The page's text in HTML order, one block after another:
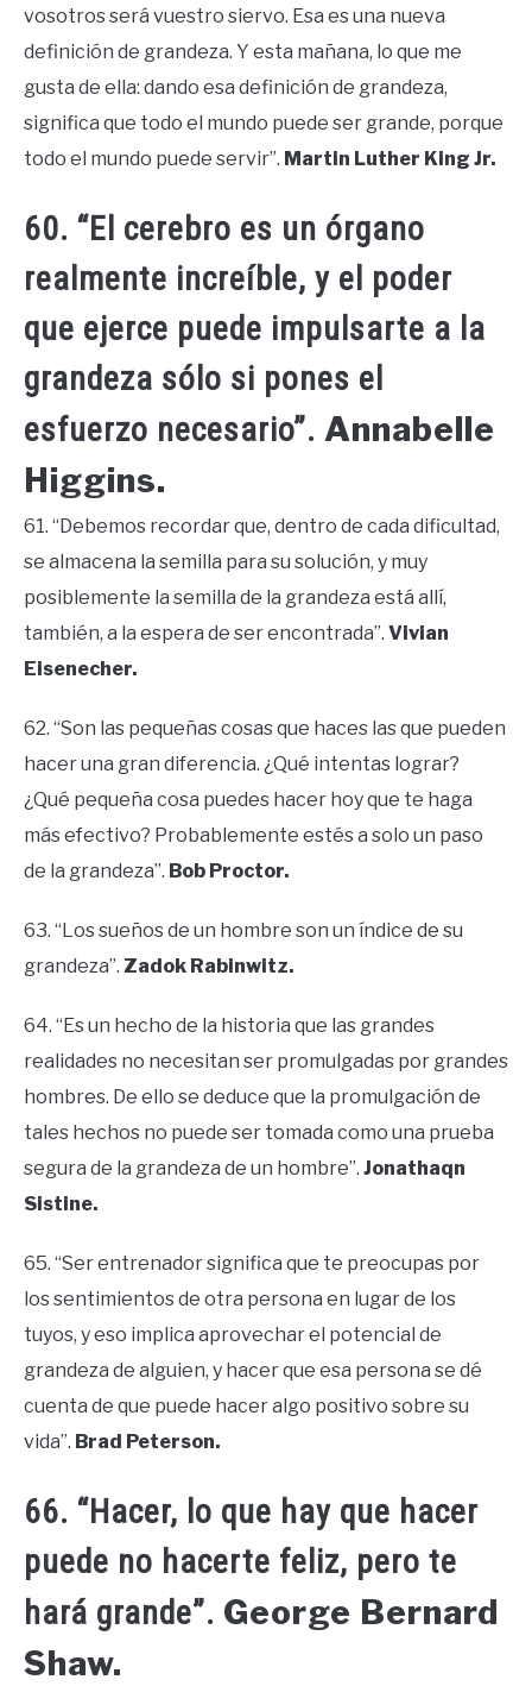
vosotros será vuestro siervo. Esa es una nueva
definición de grandeza. Y esta mañana, lo que me
gusta de ella: dando esa definición de grandeza,
significa que todo el mundo puede ser grande, porque
todo el mundo puede servir”. Martin Luther King Jr.
60. “El cerebro es un órgano
realmente increíble, y el poder
que ejerce puede impulsarte a la
grandeza sólo si pones el
esfuerzo necesario”. Annabelle
Higgins.
61. “Debemos recordar que, dentro de cada dificultad,
se almacena la semilla para su solución, y muy
posiblemente la semilla de la grandeza está allí,
también, a la espera de ser encontrada”. Vivian
Eisenecher.
62. “Son las pequeñas cosas que haces las que pueden
hacer una gran diferencia. ¿Qué intentas lograr?
¿Qué pequeña cosa puedes hacer hoy que te haga
más efectivo? Probablemente estés a solo un paso
de la grandeza”. Bob Proctor.
63. “Los sueños de un hombre son un índice de su
grandeza”. Zadok Rabinwitz.
64. “Es un hecho de la historia que las grandes
realidades no necesitan ser promulgadas por grandes
hombres. De ello se deduce que la promulgación de
tales hechos no puede ser tomada como una prueba
segura de la grandeza de un hombre”. Jonathaqn
Sistine.
65. “Ser entrenador significa que te preocupas por
los sentimientos de otra persona en lugar de los
tuyos, y eso implica aprovechar el potencial de
grandeza de alguien, y hacer que esa persona se dé
cuenta de que puede hacer algo positivo sobre su
vida”. Brad Peterson.
66. “Hacer, lo que hay que hacer
puede no hacerte feliz, pero te
hará grande”. George Bernard
Shaw.